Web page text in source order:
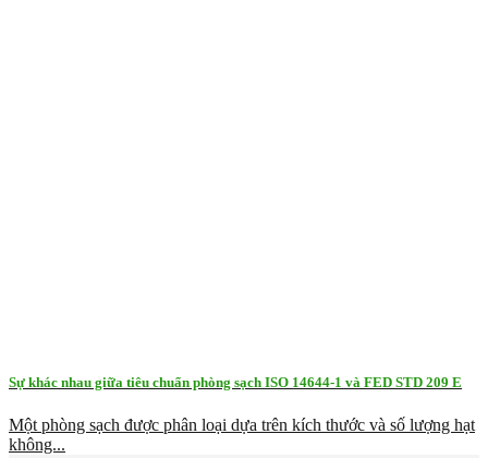
Sự khác nhau giữa tiêu chuẩn phòng sạch ISO 14644-1 và FED STD 209 E
Một phòng sạch được phân loại dựa trên kích thước và số lượng hạt
không...